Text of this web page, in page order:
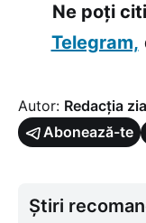
Ne poți
Telegram,
Autor: Redacția
Abonează-te
Știri